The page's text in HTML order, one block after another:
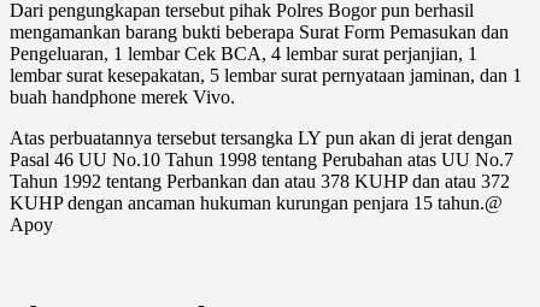
Dari pengungkapan tersebut pihak Polres Bogor pun berhasil
mengamankan barang bukti beberapa Surat Form Pemasukan dan
Pengeluaran, 1 lembar Cek BCA, 4 lembar surat perjanjian, 1
lembar surat kesepakatan, 5 lembar surat pernyataan jaminan, dan 1
buah handphone merek Vivo.
Atas perbuatannya tersebut tersangka LY pun akan di jerat dengan
Pasal 46 UU No.10 Tahun 1998 tentang Perubahan atas UU No.7
Tahun 1992 tentang Perbankan dan atau 378 KUHP dan atau 372
KUHP dengan ancaman hukuman kurungan penjara 15 tahun.@
Apoy